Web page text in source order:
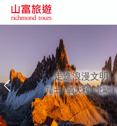
走進浪漫文明
瑞士｜義大利｜北歐